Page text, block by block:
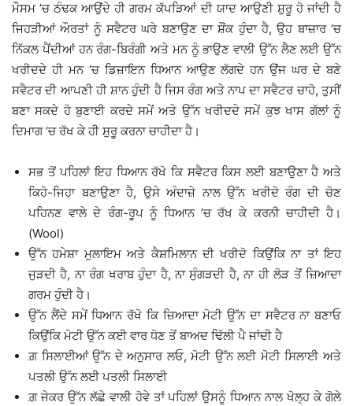
ਮੌਸਮ ’ਚ ਠੰਢਕ ਆਉਂਦੇ ਹੀ ਗਰਮ ਕੱਪੜਿਆਂ ਦੀ ਯਾਦ ਆਉਣੀ ਸ਼ੁਰੂ ਹੋ ਜਾਂਦੀ ਹੈ
ਜਿਹੜੀਆਂ ਔਰਤਾਂ ਨੂੰ ਸਵੈਟਰ ਘਰੇ ਬਣਾਉਣ ਦਾ ਸ਼ੌਂਕ ਹੁੰਦਾ ਹੈ, ਉਹ ਬਾਜ਼ਾਰ ’ਚ
ਨਿੱਕਲ ਪੈਂਦੀਆਂ ਹਨ ਰੰਗ-ਬਿਰੰਗੀ ਅਤੇ ਮਨ ਨੂੰ ਭਾਉਣ ਵਾਲੀ ਉੱਨ ਲੈਣ ਲਈ ਉੱਨ
ਖਰੀਦਦੇ ਹੀ ਮਨ ’ਚ ਡਿਜ਼ਾਇਨ ਧਿਆਨ ਆਉਣ ਲੱਗਦੇ ਹਨ ਉਂਜ ਘਰ ਦੇ ਬਣੇ
ਸਵੈਟਰ ਦੀ ਆਪਣੀ ਹੀ ਸ਼ਾਨ ਹੁੰਦੀ ਹੈ ਜਿਸ ਰੰਗ ਅਤੇ ਨਾਪ ਦਾ ਸਵੈਟਰ ਚਾਹੋ, ਤੁਸੀਂ
ਬਣਾ ਸਕਦੇ ਹੋ ਬੁਣਾਈ ਕਰਦੇ ਸਮੇਂ ਅਤੇ ਉੱਨ ਖਰੀਦਦੇ ਸਮੇਂ ਕੁਝ ਖਾਸ ਗੱਲਾਂ ਨੂੰ
ਦਿਮਾਗ ’ਚ ਰੱਖ ਕੇ ਹੀ ਸ਼ੁਰੂ ਕਰਨਾ ਚਾਹੀਦਾ ਹੈ।
ਸਭ ਤੋਂ ਪਹਿਲਾਂ ਇਹ ਧਿਆਨ ਰੱਖੋ ਕਿ ਸਵੈਟਰ ਕਿਸ ਲਈ ਬਣਾਉਣਾ ਹੈ ਅਤੇ
ਕਿਹੋ-ਜਿਹਾ ਬਣਾਉਣਾ ਹੈ, ਉਸੇ ਅੰਦਾਜ਼ੇ ਨਾਲ ਉੱਨ ਖਰੀਦੋ ਰੰਗ ਦੀ ਚੋਣ
ਪਹਿਨਣ ਵਾਲੇ ਦੇ ਰੰਗ-ਰੂਪ ਨੂੰ ਧਿਆਨ ’ਚ ਰੱਖ ਕੇ ਕਰਨੀ ਚਾਹੀਦੀ ਹੈ।
(Wool)
ਉੱਨ ਹਮੇਸ਼ਾ ਮੁਲਾਇਮ ਅਤੇ ਕੈਸ਼ਮਿਲਾਨ ਦੀ ਖਰੀਦੋ ਕਿਉਂਕਿ ਨਾ ਤਾਂ ਇਹ
ਜੁੜਦੀ ਹੈ, ਨਾ ਰੰਗ ਖਰਾਬ ਹੁੰਦਾ ਹੈ, ਨਾ ਸੁੰਗੜਦੀ ਹੈ, ਨਾ ਹੀ ਲੋੜ ਤੋਂ ਜ਼ਿਆਦਾ
ਗਰਮ ਹੁੰਦੀ ਹੈ।
ਉੱਨ ਲੈਂਦੇ ਸਮੇਂ ਧਿਆਨ ਰੱਖੋ ਕਿ ਜ਼ਿਆਦਾ ਮੋਟੀ ਉੱਨ ਦਾ ਸਵੈਟਰ ਨਾ ਬਣਾਓ
ਕਿਉਂਕਿ ਮੋਟੀ ਉੱਨ ਕਈ ਵਾਰ ਧੋਣ ਤੋਂ ਬਾਅਦ ਢਿੱਲੀ ਪੈ ਜਾਂਦੀ ਹੈ
ਗ਼ ਸਿਲਾਈਆਂ ਉੱਨ ਦੇ ਅਨੁਸਾਰ ਲਓ, ਮੋਟੀ ਉੱਨ ਲਈ ਮੋਟੀ ਸਿਲਾਈ ਅਤੇ
ਪਤਲੀ ਉੱਨ ਲਈ ਪਤਲੀ ਸਿਲਾਈ
ਗ਼ ਜੇਕਰ ਉੱਨ ਲੱਛੇ ਵਾਲੀ ਹੋਵੇ ਤਾਂ ਪਹਿਲਾਂ ਉਸਨੂੰ ਧਿਆਨ ਨਾਲ ਖੋਲ੍ਹ ਕੇ ਗੋਲੇ